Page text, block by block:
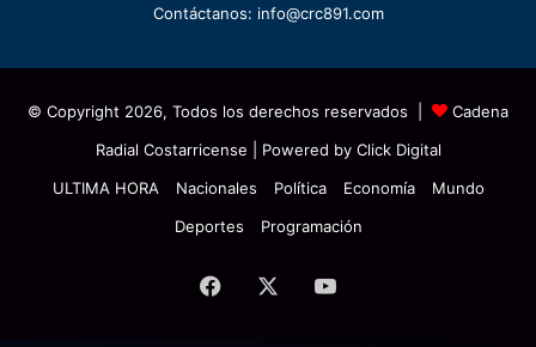
Contáctanos: info@crc891.com
© Copyright 2026, Todos los derechos reservados |
Cadena
Radial Costarricense | Powered by Click Digital
ULTIMA HORA
Nacionales Política Economía
Mundo
Deportes
Programación
Facebook